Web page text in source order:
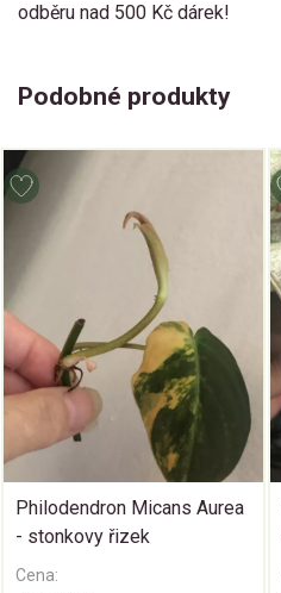
odběru nad 500 Kč dárek!
Podobné produkty
Philodendron Micans Aurea
- stonkovy řizek
Cena: